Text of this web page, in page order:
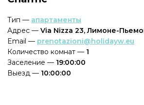
Тип — апартаменты
Адрес — Via Nizza 23, Лимоне-
Email — prenotazioni@holidayw.eu
Количество комнат — 1
Заселение — 19:00:00
Выезд — 10:00:00